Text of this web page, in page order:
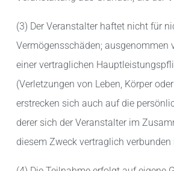
(3) Der Veranstalter haftet nicht für
Vermögensschäden; ausgenommen
einer vertraglichen
(Verletzungen von Leben, Körper
erstrecken sich auch auf die
derer sich der Veranstalter im
diesem Zweck vertraglich verbunden